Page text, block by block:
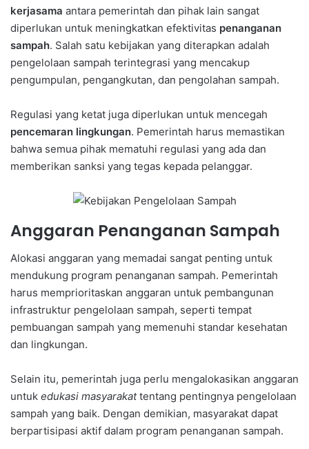
kerjasama antara pemerintah dan pihak lain sangat
diperlukan untuk meningkatkan efektivitas penanganan
sampah. Salah satu kebijakan yang diterapkan adalah
pengelolaan sampah terintegrasi yang mencakup
pengumpulan, pengangkutan, dan pengolahan sampah.
Regulasi yang ketat juga diperlukan untuk mencegah
pencemaran lingkungan. Pemerintah harus memastikan
bahwa semua pihak mematuhi regulasi yang ada dan
memberikan sanksi yang tegas kepada pelanggar.
Anggaran Penanganan Sampah
Alokasi anggaran yang memadai sangat penting untuk
mendukung program penanganan sampah. Pemerintah
harus memprioritaskan anggaran untuk pembangunan
infrastruktur pengelolaan sampah, seperti tempat
pembuangan sampah yang memenuhi standar kesehatan
dan lingkungan.
Selain itu, pemerintah juga perlu mengalokasikan anggaran
untuk edukasi masyarakattentang pentingnya pengelolaan
sampah yang baik. Dengan demikian, masyarakat dapat
berpartisipasi aktif dalam program penanganan sampah.